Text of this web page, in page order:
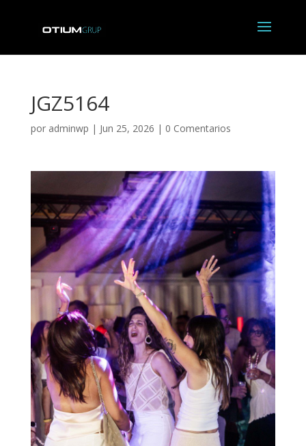
JGZ5164
por adminwp | Jun 25, 2026 | 0 Comentarios